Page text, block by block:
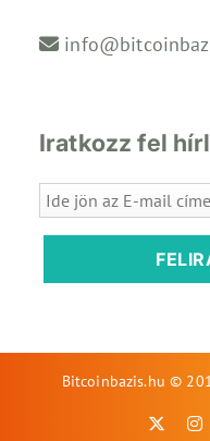
Iratkozz fel
Bitcoinbazis.hu ©